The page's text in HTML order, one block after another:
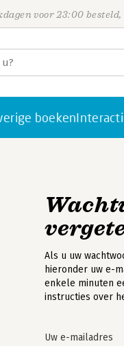
voor 23:00
boeken
Als u uw
hieronder uw e-
enkele minuten
instructies over
Uw e-mailadres